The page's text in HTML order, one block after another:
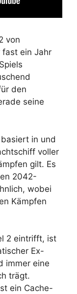
von
ein Jahr
den
seine
in und
voller
gilt. Es
2042-
wobei
Kämpfen
2 eintrifft, ist
Ex-
immer eine
trägt.
ein Cache-